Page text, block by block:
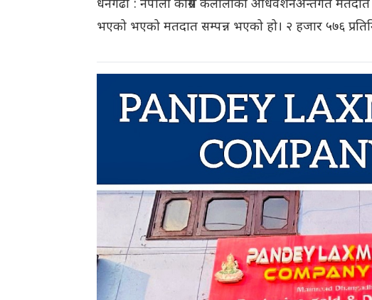
धनगढी : नेपाली काँग्रेस कैलालीको अधिवेशनअन्तर्गत
भएको भएको मतदात सम्पन्न भएको हो। २ हजार ५७६